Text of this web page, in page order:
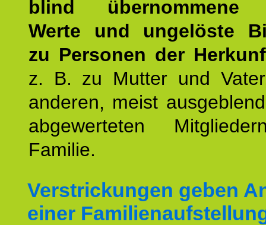
blind übernommene
Werte und ungelöste
zu Personen der
z. B. zu Mutter und
anderen, meist
abgewerteten
Familie.
Verstrickungen geben
einer